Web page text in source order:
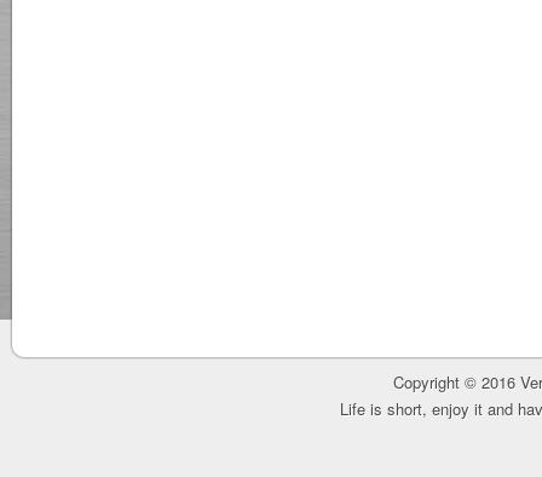
Copyright © 2016
Life is short, enjoy it and